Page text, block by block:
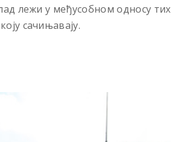
лежи у међусобном односу тих
сачињавају.